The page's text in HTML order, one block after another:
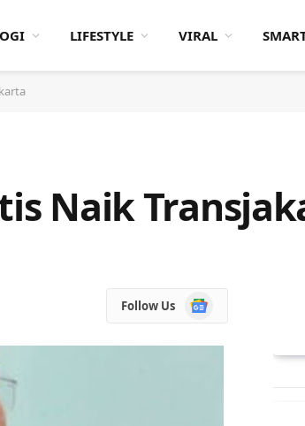
LIFESTYLE VIRAL
Naik
Follow Us
Google
News